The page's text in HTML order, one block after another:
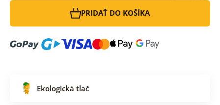
PRIDAŤ DO KOŠÍKA
Ekologická tlač